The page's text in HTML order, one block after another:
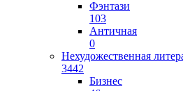
Фэнтази
103
Античная
0
Нехудожественная
3442
Бизнес